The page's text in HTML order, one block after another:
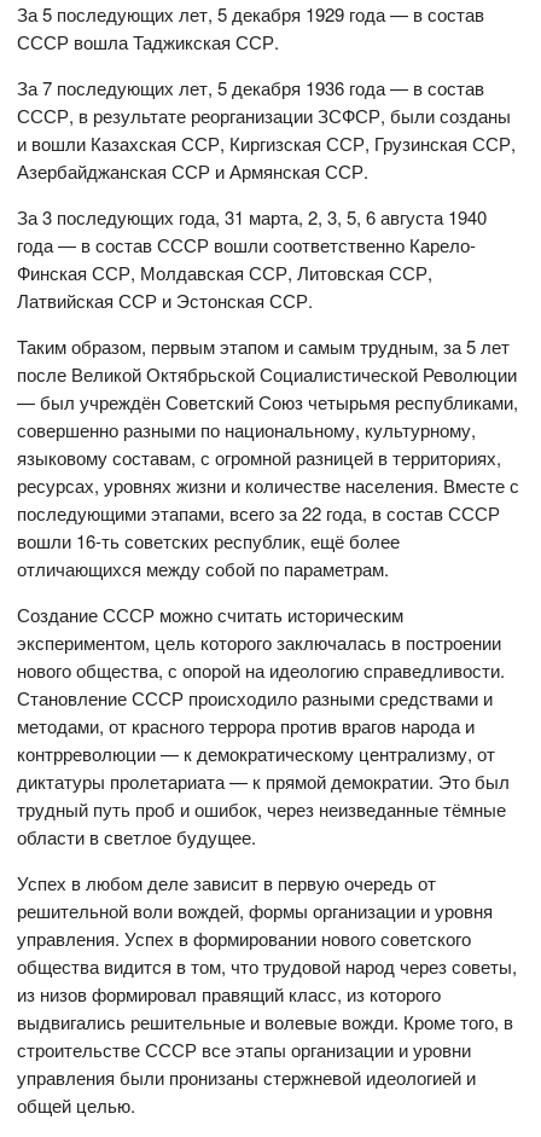
За 5 последующих лет, 5 декабря 1929 года — в состав
СССР вошла Таджикская ССР.
За 7 последующих лет, 5 декабря 1936 года — в состав
СССР, в результате реорганизации ЗСФСР, были созданы
и вошли Казахская ССР, Киргизская ССР, Грузинская ССР,
Азербайджанская ССР и Армянская ССР.
За 3 последующих года, 31 марта, 2, 3, 5, 6 августа 1940
года — в состав СССР вошли соответственно Карело-
Финская ССР, Молдавская ССР, Литовская ССР,
Латвийская ССР и Эстонская ССР.
Таким образом, первым этапом и самым трудным, за 5 лет
после Великой Октябрьской Социалистической Революции
— был учреждён Советский Союз четырьмя республиками,
совершенно разными по национальному, культурному,
языковому составам, с огромной разницей в территориях,
ресурсах, уровнях жизни и количестве населения. Вместе с
последующими этапами, всего за 22 года, в состав СССР
вошли 16-ть советских республик, ещё более
отличающихся между собой по параметрам.
Создание СССР можно считать историческим
экспериментом, цель которого заключалась в построении
нового общества, с опорой на идеологию справедливости.
Становление СССР происходило разными средствами и
методами, от красного террора против врагов народа и
контрреволюции — к демократическому централизму, от
диктатуры пролетариата — к прямой демократии. Это был
трудный путь проб и ошибок, через неизведанные тёмные
области в светлое будущее.
Успех в любом деле зависит в первую очередь от
решительной воли вождей, формы организации и уровня
управления. Успех в формировании нового советского
общества видится в том, что трудовой народ через советы,
из низов формировал правящий класс, из которого
выдвигались решительные и волевые вожди. Кроме того, в
строительстве СССР все этапы организации и уровни
управления были пронизаны стержневой идеологией и
общей целью.